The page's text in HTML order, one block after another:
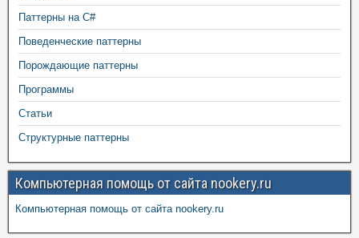
Паттерны на C#
Поведенческие паттерны
Порождающие паттерны
Программы
Статьи
Структурные паттерны
Компьютерная помощь от сайта nookery.ru
Компьютерная помощь от сайта nookery.ru